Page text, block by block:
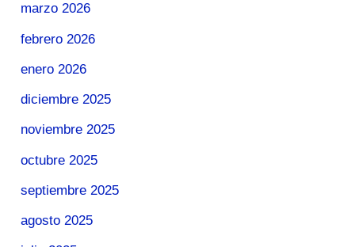
marzo 2026
febrero 2026
enero 2026
diciembre 2025
noviembre 2025
octubre 2025
septiembre 2025
agosto 2025